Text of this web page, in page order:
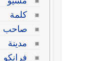
كلمة
صاحب
مدينة
فرانكو